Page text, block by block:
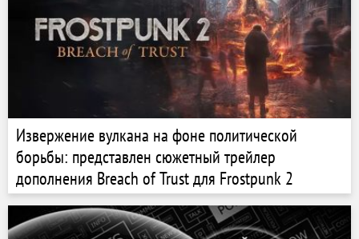
Извержение вулкана на фоне политической
борьбы: представлен сюжетный трейлер
дополнения Breach of Trust для Frostpunk 2